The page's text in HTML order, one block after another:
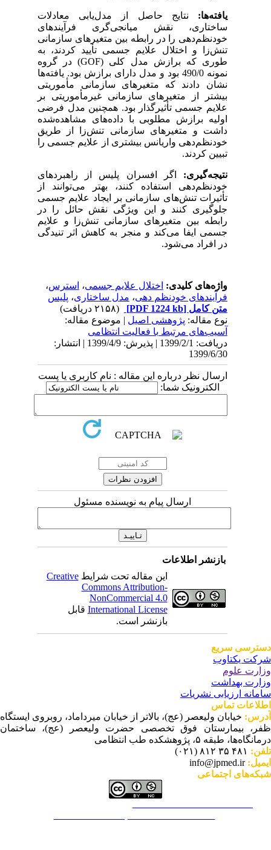
یافته‌ها:نتایج حاصل از مدل‌یابی معادلات
ساختاری، نقش میانجی‌گری فرآیندهای
خودنظم‌دهی را در رابطه بین متغیرهای سازمانی
تنش‌زا و اختلال علایم جسمی تأیید کردند، به
طوری که برازش مدل کلی ( GOF) در گروه
نمونه 490/0 بود و مدل دارای برازش بود. یافته‌ها
نشان دادند که متغیرهای سازمانی مأموریتی
بیشتر از متغیرهای سازمانی غیرمأموریتی بر
علایم جسمی تأثیرگذار بود. همچنین مدل فرضی
اولیه برازش مطلوبی با داده‌های مشاهده‌شده
داشت و متغیرهای سازمانی تنش‌زا از طریق
خودنظم‌دهی واریانس بیشتری از علایم جسمی را
تبیین کردند.
نتیجه‌گیری:اگر افسران پلیس از راهبردهای
خودنظم‌دهی استفاده کنند، بهتر می‌توانند از
تأثیرات تنش‌های سازمانی بر ایجاد علایم جسمی
جلوگیری کنند و این ویژگی نقش حائل را در
رابطه بین متغیرهای سازمانی تنش‌زا و علایم
جسمی ایفا می‌کند و منجر به کاهش اثر تنیدگی
در افراد می‌شود.
واژه‌های کلیدی:اختلال علایم جسمی،استرس،
فرآیندهای خودنظم دهی،مدل ساختاری،پلیس
متن کامل[PDF 1224 kb]
نوع مقاله:پژوهشی اصيل| موضوع مقاله:
آسیب‌های مرتبط با فعاليت انتظامی
دریافت: 1399/2/1 | پذیرش: 1399/4/9 | انتشار:
1399/6/30
ارسال نظر درباره این مقاله : نام کاربری یا پست
الکترونیک شما:
ارسال پیام به نویسنده مسئول
بازنشر اطلاعات
این مقاله تحت شرایطCreative
Commons Attribution-
NonCommercial 4.0
International Licenseقابل
بازنشر است.
سریع
یکتاوب
علوم
بهداشت
ارزیابی نشریات
تماس
خیابان ولیعصر (عج)، بالاتر از خیابان میرداماد، روبروی ایستگاه
بیمارستان فوق تخصصی حضرت ولیعصر (عج)، ساختمان
طبقه ۵، پژوهشکده طب انتظامی
۴۸۱ ۳۵ ۸۱۲ (۰۲۱)
info@jpmed.ir
اجتماعی